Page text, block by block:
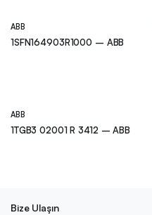
ABB
1SFN164903R1000 – ABB
ABB
1TGB3 02001 R 3412 – ABB
Bize Ulaşın